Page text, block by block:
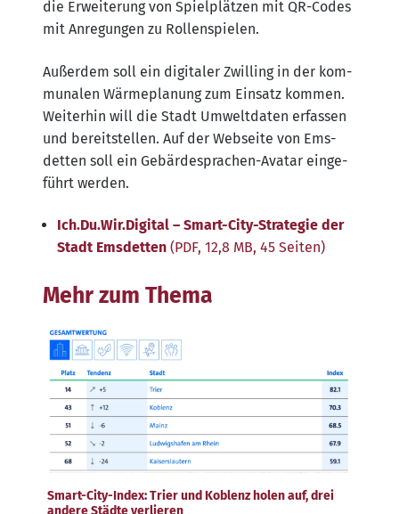
die Erwei­te­rung von Spiel­plät­zen mit QR-Codes
mit Anre­gun­gen zu Rollenspielen.
Außer­dem soll ein digi­ta­ler Zwil­ling in der kom­
mu­na­len Wär­me­pla­nung zum Ein­satz kom­men.
Wei­ter­hin will die Stadt Umwelt­da­ten erfas­sen
und bereit­stel­len. Auf der Web­sei­te von Ems­
det­ten soll ein Gebär­despra­chen-Ava­tar ein­ge­
führt werden.
Ich​.Du​.Wir​.Digi​tal – Smart-City-Stra­te­gie der
Stadt Ems­det­ten (PDF, 12,8 MB, 45 Seiten)
Mehr zum Thema
Smart-City-Index: Trier und Koblenz holen auf, drei
andere Städte verlieren